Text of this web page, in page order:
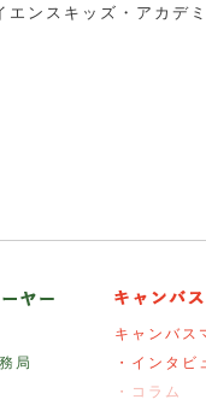
エンスキッズ・アカ
局
キャンバス
・インタビ
・コラム